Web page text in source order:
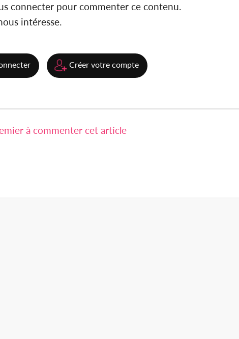
connecter pour commenter ce contenu.
intéresse.
Créer votre compte
à commenter cet article